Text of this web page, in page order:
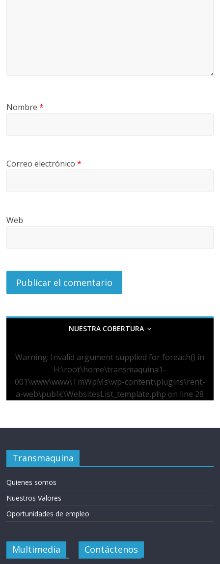
E
U
Nombre*
Correo electrónico*
Web
NUESTRA COBERTURA
Warning: Invalid argument supplied for foreach() in
H:\root\home\transmaquina1-
001\www\www\TmWpMs\wp-content\plugins\rent-
a-web\public\WebsitesList_template.php on line 28
Transmaquina
Quienes somos
Nuestros Valores
Oportunidades de empleo
Multimedia Contáctenos